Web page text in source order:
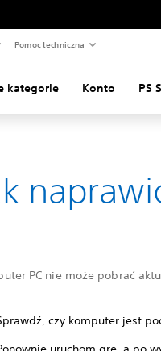
Pomoc techniczna
kategorie Konto PS
PC nie może pobrać
czy komputer jest